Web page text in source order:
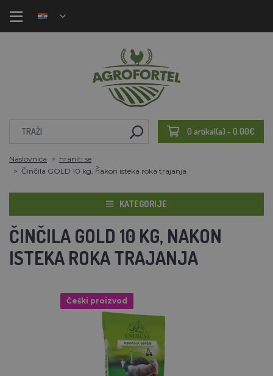
0 artikal(a) - 0,00€
Naslovnica
hraniti se
Činčila GOLD 10 kg, nakon isteka roka trajanja
KATEGORIJE
ČINČILA GOLD 10 KG, NAKON
ISTEKA ROKA TRAJANJA
Češki proizvod